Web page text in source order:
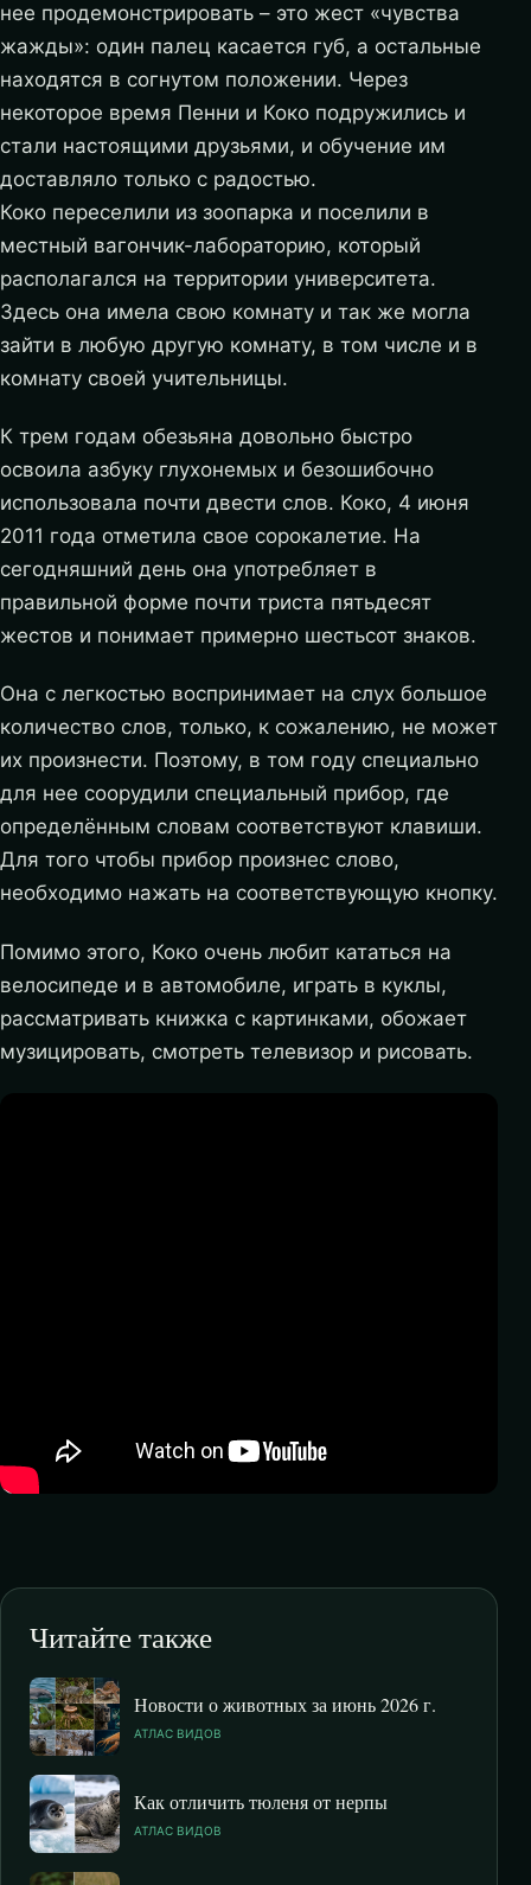
нее продемонстрировать – это жест «чувства
жажды»: один палец касается губ, а остальные
находятся в согнутом положении. Через
некоторое время Пенни и Коко подружились и
стали настоящими друзьями, и обучение им
доставляло только с радостью.
Коко переселили из зоопарка и поселили в
местный вагончик-лабораторию, который
располагался на территории университета.
Здесь она имела свою комнату и так же могла
зайти в любую другую комнату, в том числе и в
комнату своей учительницы.
К трем годам обезьяна довольно быстро
освоила азбуку глухонемых и безошибочно
использовала почти двести слов. Коко, 4 июня
2011 года отметила свое сорокалетие. На
сегодняшний день она употребляет в
правильной форме почти триста пятьдесят
жестов и понимает примерно шестьсот знаков.
Она с легкостью воспринимает на слух большое
количество слов, только, к сожалению, не может
их произнести. Поэтому, в том году специально
для нее соорудили специальный прибор, где
определённым словам соответствуют клавиши.
Для того чтобы прибор произнес слово,
необходимо нажать на соответствующую кнопку.
Помимо этого, Коко очень любит кататься на
велосипеде и в автомобиле, играть в куклы,
рассматривать книжка с картинками, обожает
музицировать, смотреть телевизор и рисовать.
Читайте также
Новости о животных за июнь 2026 г.
АТЛАС ВИДОВ
Как отличить тюленя от нерпы
АТЛАС ВИДОВ